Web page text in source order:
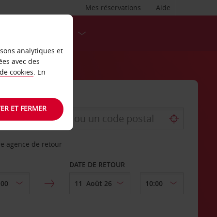
Aide
Mes réservations
agence de retour
DATE DE RETOUR
analytiques et
avec des
cookies. En
ET FERMER